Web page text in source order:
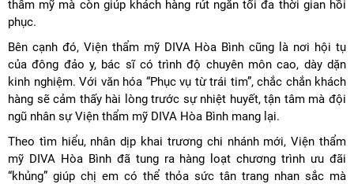
thẩm mỹ mà còn giúp khách hàng rút ngắn tối đa thời gian hồi
phục.
Bên cạnh đó, Viện thẩm mỹ DIVA Hòa Bình cũng là nơi hội tụ
của đông đảo y, bác sĩ có trình độ chuyên môn cao, dày dặn
kinh nghiệm. Với văn hóa “Phục vụ từ trái tim”, chắc chắn khách
hàng sẽ cảm thấy hài lòng trước sự nhiệt huyết, tận tâm mà đội
ngũ nhân sự Viện thẩm mỹ DIVA Hòa Bình mang lại.
Theo tìm hiểu, nhân dịp khai trương chi nhánh mới, Viện thẩm
mỹ DIVA Hòa Bình đã tung ra hàng loạt chương trình ưu đãi
“khủng” giúp chị em có thể thỏa sức tân trang nhan sắc mà